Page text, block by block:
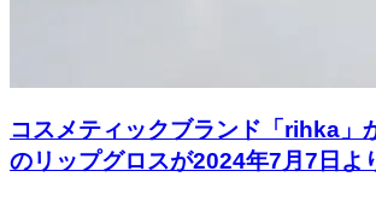
コスメティックブランド「rihka」
のリップグロスが2024年7月7日よ